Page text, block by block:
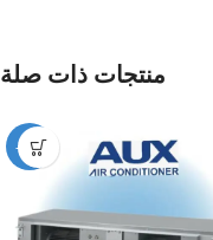
منتجات ذات صلة
-12%